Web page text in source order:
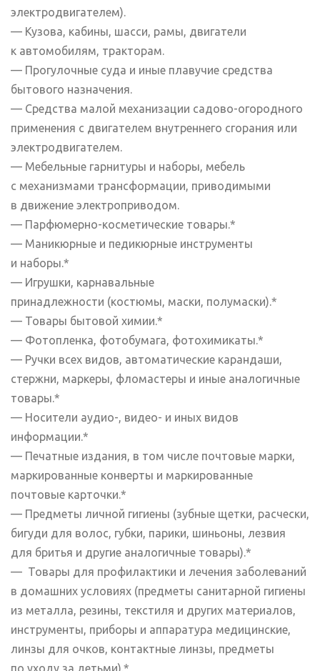
электродвигателем).
— Кузова, кабины, шасси, рамы, двигатели
к автомобилям, тракторам.
— Прогулочные суда и иные плавучие средства
бытового назначения.
— Средства малой механизации садово-огородного
применения с двигателем внутреннего сгорания или
электродвигателем.
— Мебельные гарнитуры и наборы, мебель
с механизмами трансформации, приводимыми
в движение электроприводом.
— Парфюмерно-косметические товары.*
— Маникюрные и педикюрные инструменты
и наборы.*
— Игрушки, карнавальные
принадлежности (костюмы, маски, полумаски).*
— Товары бытовой химии.*
— Фотопленка, фотобумага, фотохимикаты.*
— Ручки всех видов, автоматические карандаши,
стержни, маркеры, фломастеры и иные аналогичные
товары.*
— Носители аудио-, видео- и иных видов
информации.*
— Печатные издания, в том числе почтовые марки,
маркированные конверты и маркированные
почтовые карточки.*
— Предметы личной гигиены (зубные щетки, расчески,
бигуди для волос, губки, парики, шиньоны, лезвия
для бритья и другие аналогичные товары).*
— Товары для профилактики и лечения заболеваний
в домашних условиях (предметы санитарной гигиены
из металла, резины, текстиля и других материалов,
инструменты, приборы и аппаратура медицинские,
линзы для очков, контактные линзы, предметы
по уходу за детьми).*